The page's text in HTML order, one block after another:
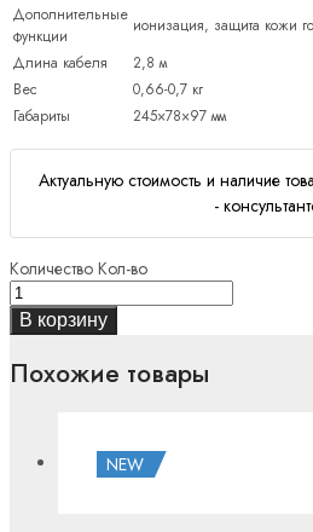
Дополнительные
функции
ионизация, защита кожи
Длина кабеля
2,8 м
Вес
0,66-0,7 кг
Габариты
245×78×97 мм
Актуальную стоимость и наличие
-
Количество Кол-во
В корзину
Похожие товары
NEW